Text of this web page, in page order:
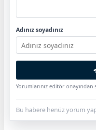
Adınız soyadınız
Yorumlarınız editör onayından
Bu habere henüz yorum